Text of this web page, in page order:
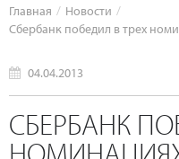
Главная
Новости
Сбербанк победил в трех
04.04.2013
СБЕРБАНК